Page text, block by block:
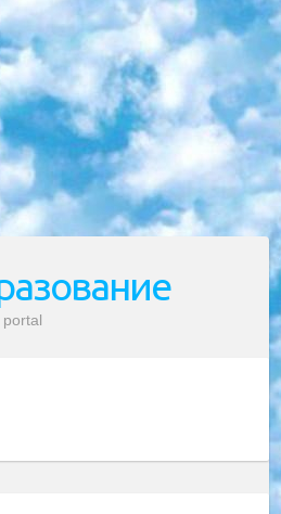
portal